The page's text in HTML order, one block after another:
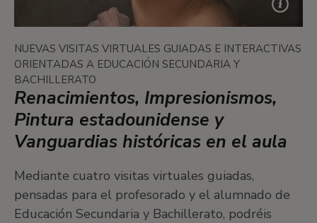
NUEVAS VISITAS VIRTUALES GUIADAS E INTERACTIVAS
ORIENTADAS A EDUCACIÓN SECUNDARIA Y
BACHILLERATO
Renacimientos, Impresionismos,
Pintura estadounidense y
Vanguardias históricas en el aula
Mediante cuatro visitas virtuales guiadas,
pensadas para el profesorado y el alumnado de
Educación Secundaria y Bachillerato, podréis